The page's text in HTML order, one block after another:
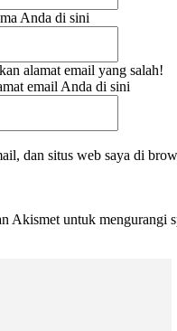
Anda di sini
alamat email yang salah!
email Anda di sini
dan situs web saya di
Akismet untuk mengurangi